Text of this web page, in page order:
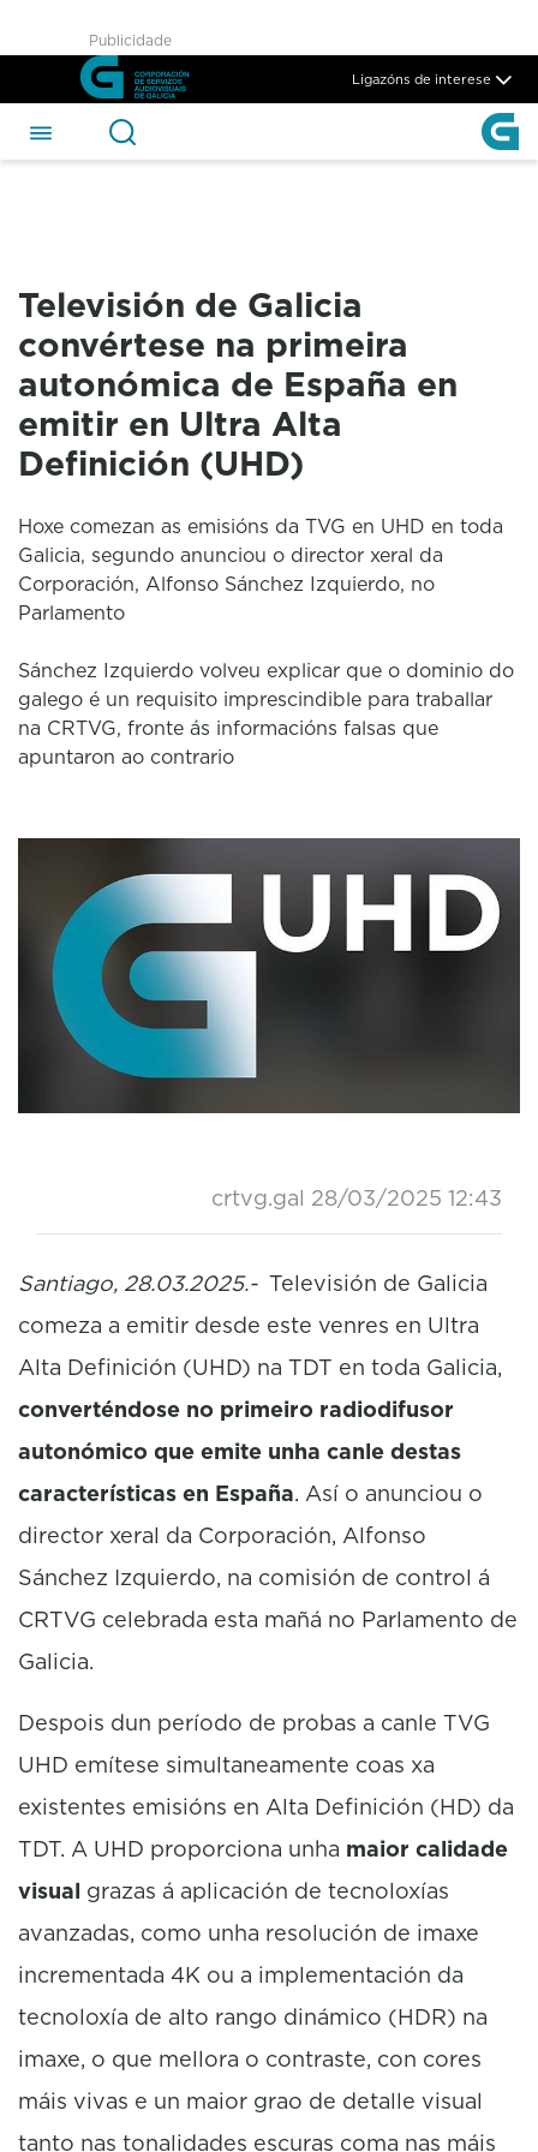
Skip to Main Content
Televisión de Galicia
Publicidade
Ligazóns de interese
Televisión de Galicia
convértese na primeira
autonómica de España en
emitir en Ultra Alta
Definición (UHD)
Hoxe comezan as emisións da TVG en UHD en toda
Galicia, segundo anunciou o director xeral da
Corporación, Alfonso Sánchez Izquierdo, no
Parlamento
Sánchez Izquierdo volveu explicar que o dominio do
galego é un requisito imprescindible para traballar
na CRTVG, fronte ás informacións falsas que
apuntaron ao contrario
crtvg.gal 28/03/2025 12:43
Santiago, 28.03.2025.-Televisión de Galicia
comeza a emitir desde este venres en Ultra
Alta Definición (UHD) na TDT en toda Galicia,
converténdose no primeiro radiodifusor
autonómico que emite unha canle destas
características en España. Así o anunciou o
director xeral da Corporación, Alfonso
Sánchez Izquierdo, na comisión de control á
CRTVG celebrada esta mañá no Parlamento de
Galicia.
Despois dun período de probas a canle TVG
UHD emítese simultaneamente coas xa
existentes emisións en Alta Definición (HD) da
TDT. A UHD proporciona unha maior calidade
visual grazas á aplicación de tecnoloxías
avanzadas, como unha resolución de imaxe
incrementada 4K ou a implementación da
tecnoloxía de alto rango dinámico (HDR) na
imaxe, o que mellora o contraste, con cores
máis vivas e un maior grao de detalle visual
tanto nas tonalidades escuras coma nas máis